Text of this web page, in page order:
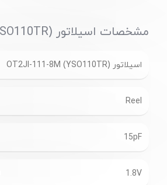
مشخصات اسیلاتور (YSO110TR) OT2JI-111-8M
اسیلاتور (YSO110TR) OT2JI-111-8M
Reel
15pF
1.8V